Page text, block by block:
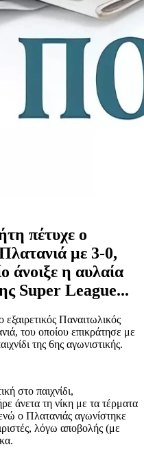
πέτυχε ο
με 3-0,
άνοιξε η αυλαία
Super League...
Παναιτωλικός
του οποίου επικράτησε με
της 6ης αγωνιστικής.
στο παιχνίδι,
άνετα τη νίκη με τα τέρματα
ο Πλατανιάς αγωνίστηκε
λόγω αποβολής (με